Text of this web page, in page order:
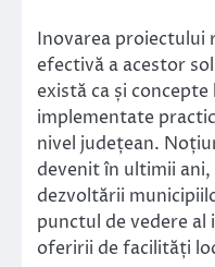
Inovarea proiectului
efectivă a acestor
există ca și
implementate
nivel județean.
devenit în ultimii
dezvoltării
punctul de vedere
oferirii de facilități